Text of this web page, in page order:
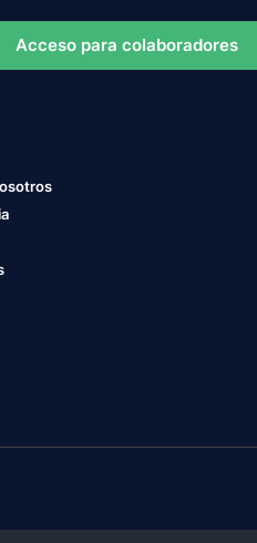
Acceso para colaboradores